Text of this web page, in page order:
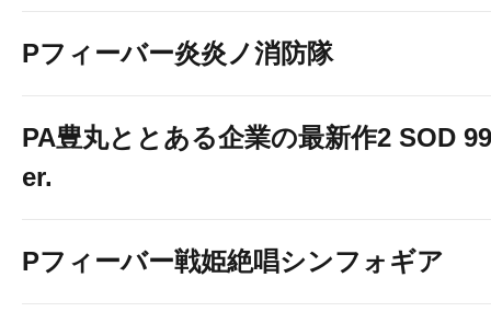
Pフィーバー炎炎ノ消防隊
PA豊丸ととある企業の最新作2 SOD
er.
Pフィーバー戦姫絶唱シンフォギア